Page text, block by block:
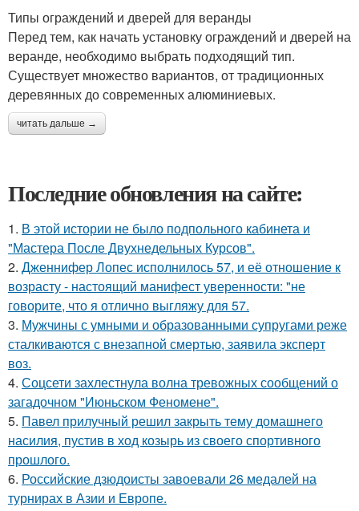
Типы ограждений и дверей для веранды
Перед тем, как начать установку ограждений и дверей на
веранде, необходимо выбрать подходящий тип.
Существует множество вариантов, от традиционных
деревянных до современных алюминиевых.
читать дальше →
Последние обновления на сайте:
1. В этой истории не было подпольного кабинета и
"Мастера После Двухнедельных Курсов".
2. Дженнифер Лопес исполнилось 57, и её отношение к
возрасту - настоящий манифест уверенности: "не
говорите, что я отлично выгляжу для 57.
3. Мужчины с умными и образованными супругами реже
сталкиваются с внезапной смертью, заявила эксперт
воз.
4. Соцсети захлестнула волна тревожных сообщений о
загадочном "Июньском Феномене".
5. Павел прилучный решил закрыть тему домашнего
насилия, пустив в ход козырь из своего спортивного
прошлого.
6. Российские дзюдоисты завоевали 26 медалей на
турнирах в Азии и Европе.